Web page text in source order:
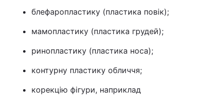
блефаропластику (пластика повік);
мамопластику (пластика грудей);
ринопластику (пластика носа);
контурну пластику обличчя;
корекцію фігури, наприклад